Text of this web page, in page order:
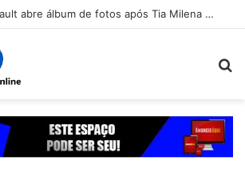
Ana Paula Renault abre álbum de fotos após Tia Milena confirmar fim de amizade: ‘Continuando sendo eu’